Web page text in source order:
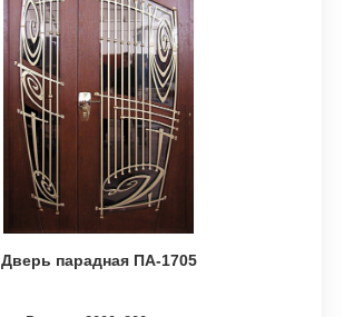
Дверь парадная ПА-1705